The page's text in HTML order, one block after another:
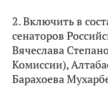
2. Включить в
сенаторов
Вячеслава
Комиссии),
Барахоева